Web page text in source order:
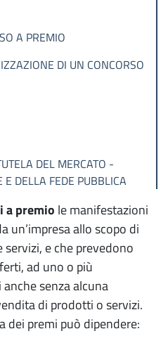
Imprese
- Posta elettronica
Excelsior
Gestisci
la tua impresa
a premio le manifestazioni
un’impresa allo scopo di
e che prevedono
ad uno o più
senza alcuna
di prodotti o servizi.
dei premi può dipendere:
A PREMIO
DI UN CONCORSO
DEL MERCATO -
DELLA FEDE PUBBLICA